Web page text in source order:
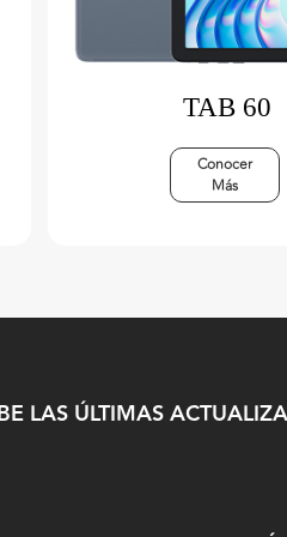
TAB 60
Conocer
Más
LAS ÚLTIMAS